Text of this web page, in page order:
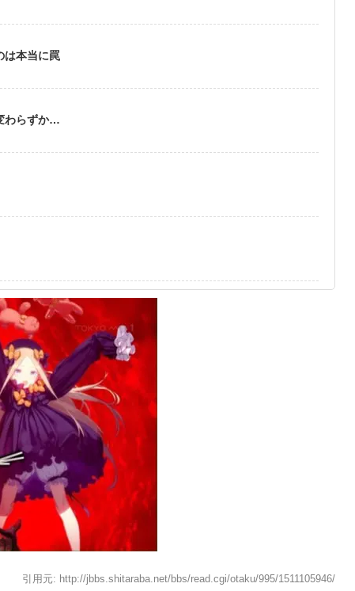
は本当に罠
わらずか…
引用元: http://jbbs.shitaraba.net/bbs/read.cgi/otaku/995/1511105946/